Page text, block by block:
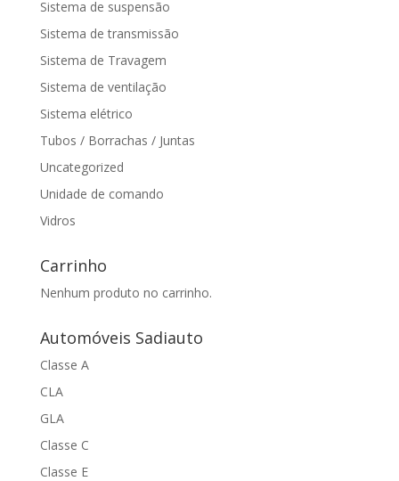
Sistema de suspensão
Sistema de transmissão
Sistema de Travagem
Sistema de ventilação
Sistema elétrico
Tubos / Borrachas / Juntas
Uncategorized
Unidade de comando
Vidros
Carrinho
Nenhum produto no carrinho.
Automóveis Sadiauto
Classe A
CLA
GLA
Classe C
Classe E